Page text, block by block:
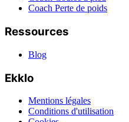
Coach Perte de poids
Ressources
Blog
Ekklo
Mentions légales
Conditions d'utilisation